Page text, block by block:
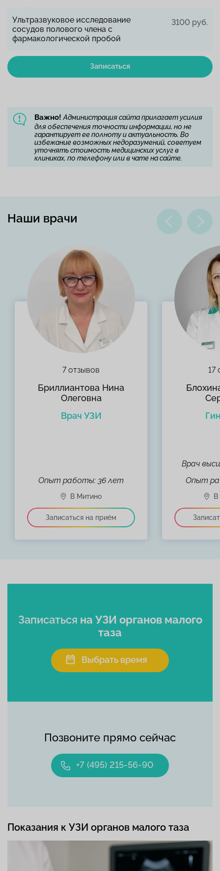
Ультразвуковое исследование
сосудов полового члена с
фармакологической пробой
3100 руб.
Записаться
Важно! Администрация сайта прилагает усилия
для обеспечения точности информации, но не
гарантирует ее полноту и актуальность. Во
избежание возможных недоразумений, советуем
уточнять стоимость медицинских услуг в
клиниках, по телефону или в чате на сайте.
Наши врачи
7 отзывов
Бриллиантова Нина
Олеговна
Врач УЗИ
Опыт работы: 36 лет
17
Врач
Опыт
Позвоните прямо сейчас
+7 (495) 215-56-90
Записаться на УЗИ органов малого
таза
Выбрать время
Показания к УЗИ органов малого таза